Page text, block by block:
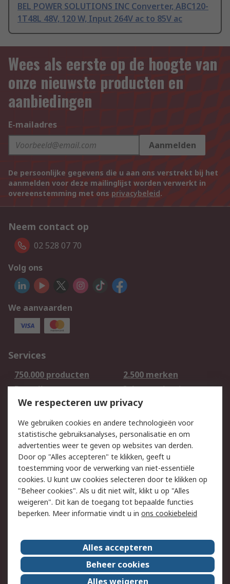
BEL POWER SOLUTIONS INC Converter, ABC120-
1T48L 48V, 120 W, Input 264V ac to 85V ac
Wees als eerste op de hoogte van
onze nieuwste producten en
aanbiedingen
E-mailadres
Aanmelden
De persoonlijke gegevens die u aan ons verstrekt bij het
aanmelden voor deze mailinglijst worden verwerkt in
overeenstemming met ons privacybeleid.
Neem contact op
02 528 07 70
Volg ons
We aanvaarden
Services
750.000 producten
2.500 merken
Bestellen
Inkoopoplossingen
Retouren
Technisch advies
Track & Trace
Wettelijk
Cookiebeleid
Email veiligheid
Privacybeleid -
Bijgewerkt
Websitevoorwaarden
Algemene
verkoopvoorwaarden
Over RS
RS Group
Over ons
RS wereldwijd
Werken bij RS
We respecteren uw privacy
We gebruiken cookies en andere technologieën voor
statistische gebruiksanalyses, personalisatie en om
advertenties weer te geven op websites van derden.
Door op "Alles accepteren" te klikken, geeft u
toestemming voor de verwerking van niet-essentiële
cookies. U kunt uw cookies selecteren door te klikken op
"Beheer cookies". Als u dit niet wilt, klikt u op "Alles
weigeren". Dit kan de toegang tot bepaalde functies
beperken. Meer informatie vindt u in ons cookiebeleid
Alles accepteren
Beheer cookies
Alles weigeren